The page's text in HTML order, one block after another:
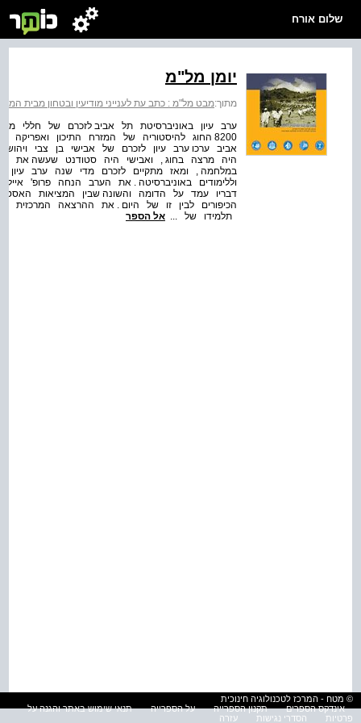
שלום אורח
יומן מל"מ
מתוך:מבט מל"מ : כתב עת לענייני מודיעין ובטחון מבית המרכז
ערב עיון באוניברסיטת תל אביב לזכרם של חללי
8200 החוג להיסטוריה של המזרח התיכון
אביב ערכו ערב עיון לזכרם של אבישי בן צבי
היה מרצה בחוג , ואבישי היה סטודנט שעשה את
במלחמה , ומאז מתקיים לזכרם מדי שנה ערב עיון
וללימודים באוניברסיטה . את הערב הנחה פרופ'
דבריו עמד על הדומה והשונה שבין המציאות
הכיפורים לבין זו של היום . את ההרצאה
תלמידו של ... אל הספר
© מטח - המרכז לטכנולוגיה חינוכית
אינדקס הספרים
תקנון הספרייה על הספרייה
תנאי שימוש באתר והגנה על
פרטיות
הסדרי נגישות עזרה